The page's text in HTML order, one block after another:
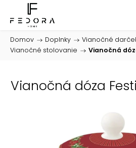
Domov / Doplnky / Vianočné
Vianočné stolovanie / Vianočná
Vianočná dóza